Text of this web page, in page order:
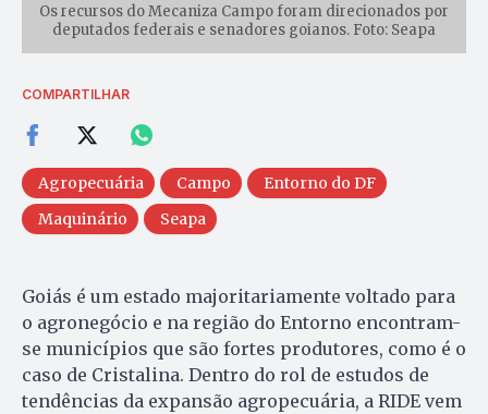
Os recursos do Mecaniza Campo foram direcionados por
deputados federais e senadores goianos. Foto: Seapa
COMPARTILHAR
Agropecuária Campo
Entorno do DF
Maquinário
Seapa
Goiás é um estado majoritariamente voltado para
o agronegócio e na região do Entorno encontram-
se municípios que são fortes produtores, como é o
caso de Cristalina. Dentro do rol de estudos de
tendências da expansão agropecuária, a RIDE vem